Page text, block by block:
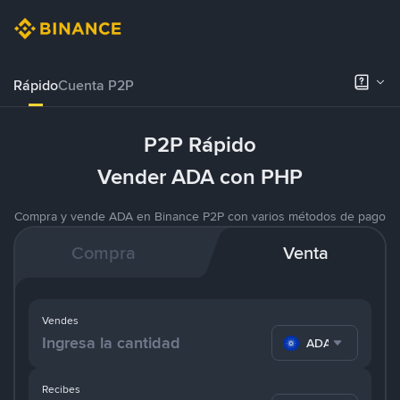
RápidoCuenta P2P
P2P Rápido
Vender ADA con PHP
Compra y vende ADA en Binance P2P con varios métodos de pago
Compra Venta
Recibes
Vendes
ADA